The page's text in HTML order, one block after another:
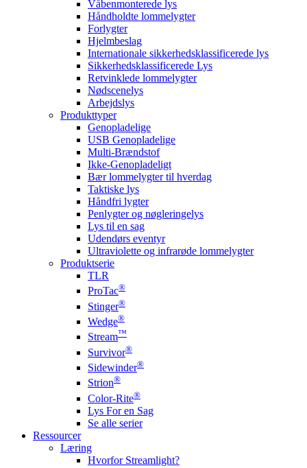
Våbenmonterede lys
Håndholdte lommelygter
Forlygter
Hjelmbeslag
Internationale sikkerhedsklassificerede lys
Sikkerhedsklassificerede Lys
Retvinklede lommelygter
Nødscenelys
Arbejdslys
Produkttyper
Genopladelige
USB Genopladelige
Multi-Brændstof
Ikke-Genopladeligt
Bær lommelygter til hverdag
Taktiske lys
Håndfri lygter
Penlygter og nøgleringelys
Lys til en sag
Udendørs eventyr
Ultraviolette og infrarøde lommelygter
Produktserie
TLR
ProTac®
Stinger®
Wedge®
Stream™
Survivor®
Sidewinder®
Strion®
Color-Rite®
Lys For en Sag
Se alle serier
Ressourcer
Læring
Hvorfor Streamlight?